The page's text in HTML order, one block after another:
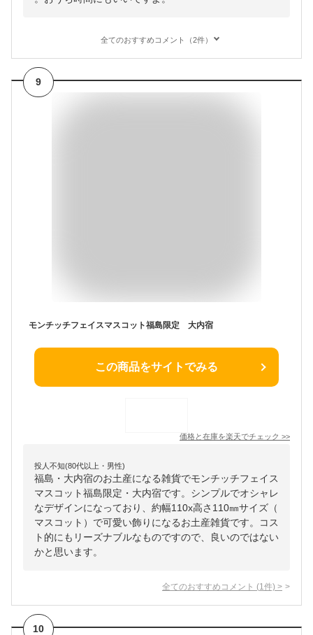
全てのおすすめコメント（2件）
9
モンチッチフェイスマスコット福島限定 大内宿
この商品をサイトでみる
価格と在庫を楽天でチェック >>
投人不知(80代以上・男性)
福島・大内宿のお土産になる雑貨でモンチッチフェイス
マスコット福島限定・大内宿です。シンプルでオシャレ
なデザインになっており、約幅110x高さ110㎜サイズ（
マスコット）で可愛い飾りになるお土産雑貨です。コス
ト的にもリーズナブルなものですので、良いのではない
かと思います。
全てのおすすめコメント (1 件) >
10